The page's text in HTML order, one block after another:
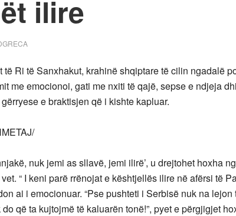
ilire
të Ri të Sanxhakut, krahinë shqiptare të cilin ngadalë
me emocionoi, gati me nxiti të qajë, sepse e ndjeja
e braktisjen që i kishte kapluar.
nuk jemi as sllavë, jemi ilirë’, u drejtohet hoxha
“ I keni parë rrënojat e kështjellës ilire në afërsi të
ai i emocionuar. “Pse pushteti i Serbisë nuk na lejon
që ta kujtojmë të kaluarën tonë!”, pyet e përgjigjet